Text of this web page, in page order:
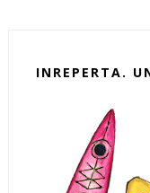
INREPERTA.